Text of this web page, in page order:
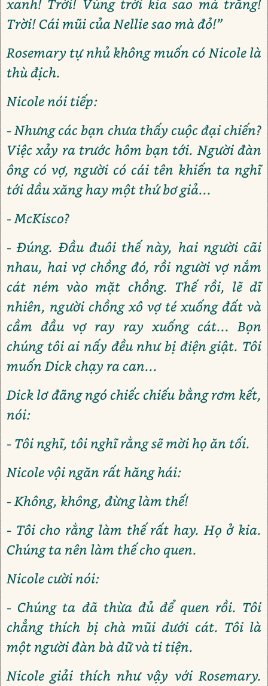
xanh! Trời! Vùng trời kia sao mà trắng!
Trời! Cái mũi của Nellie sao mà đỏ!”
Rosemary tự nhủ không muốn có Nicole là
thù địch.
Nicole nói tiếp:
- Nhưng các bạn chưa thấy cuộc đại chiến?
Việc xảy ra trước hôm bạn tới. Người đàn
ông có vợ, người có cái tên khiến ta nghĩ
tới dầu xăng hay một thứ bơ giả...
- McKisco?
- Đúng. Đầu đuôi thế này, hai người cãi
nhau, hai vợ chồng đó, rồi người vợ nắm
cát ném vào mặt chồng. Thế rồi, lẽ dĩ
nhiên, người chồng xô vợ té xuống đất và
cầm đầu vợ ray ray xuống cát... Bọn
chúng tôi ai nấy đều như bị điện giật. Tôi
muốn Dick chạy ra can...
Dick lơ đãng ngó chiếc chiếu bằng rơm kết,
nói:
- Tôi nghĩ, tôi nghĩ rằng sẽ mời họ ăn tối.
Nicole vội ngăn rất hăng hái:
- Không, không, đừng làm thế!
- Tôi cho rằng làm thế rất hay. Họ ở kia.
Chúng ta nên làm thế cho quen.
Nicole cười nói:
- Chúng ta đã thừa đủ để quen rồi. Tôi
chẳng thích bị chà mũi dưới cát. Tôi là
một người đàn bà dữ và ti tiện.
Nicole giải thích như vậy với Rosemary.